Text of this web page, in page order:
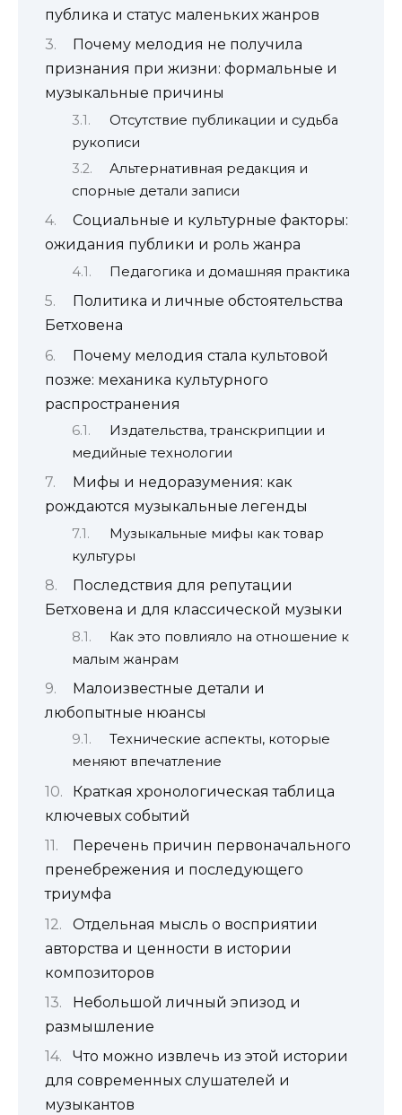
публика и статус маленьких жанров
Почему мелодия не получила
признания при жизни: формальные и
музыкальные причины
Отсутствие публикации и судьба
рукописи
Альтернативная редакция и
спорные детали записи
Социальные и культурные факторы:
ожидания публики и роль жанра
Педагогика и домашняя практика
Политика и личные обстоятельства
Бетховена
Почему мелодия стала культовой
позже: механика культурного
распространения
Издательства, транскрипции и
медийные технологии
Мифы и недоразумения: как
рождаются музыкальные легенды
Музыкальные мифы как товар
культуры
Последствия для репутации
Бетховена и для классической музыки
Как это повлияло на отношение к
малым жанрам
Малоизвестные детали и
любопытные нюансы
Технические аспекты, которые
меняют впечатление
Краткая хронологическая таблица
ключевых событий
Перечень причин первоначального
пренебрежения и последующего
триумфа
Отдельная мысль о восприятии
авторства и ценности в истории
композиторов
Небольшой личный эпизод и
размышление
Что можно извлечь из этой истории
для современных слушателей и
музыкантов